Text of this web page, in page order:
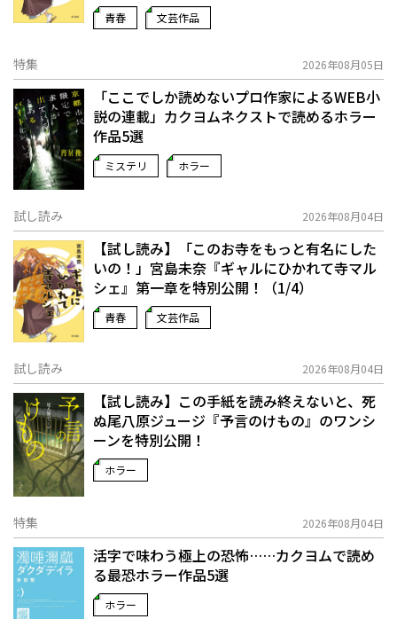
青春 文芸作品
特集 2026年08月05日
「ここでしか読めないプロ作家によるWEB小
説の連載」――カクヨムネクストで読めるホラー
作品5選
ミステリ ホラー
試し読み 2026年08月04日
【試し読み】「このお寺をもっと有名にした
いの！」宮島未奈『ギャルにひかれて寺マル
シェ』第一章を特別公開！（1/4）
青春 文芸作品
試し読み 2026年08月04日
【試し読み】この手紙を読み終えないと、死
ぬ――尾八原ジュージ『予言のけもの』のワンシ
ーンを特別公開！
ホラー
特集 2026年08月04日
活字で味わう極上の恐怖……カクヨムで読め
る最恐ホラー作品5選
ホラー